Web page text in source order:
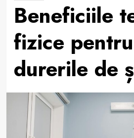
Beneficiile
fizice pentru
durerile de